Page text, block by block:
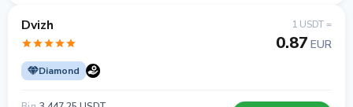
Dvizh
Diamond
1 USDT =
0.87 EUR